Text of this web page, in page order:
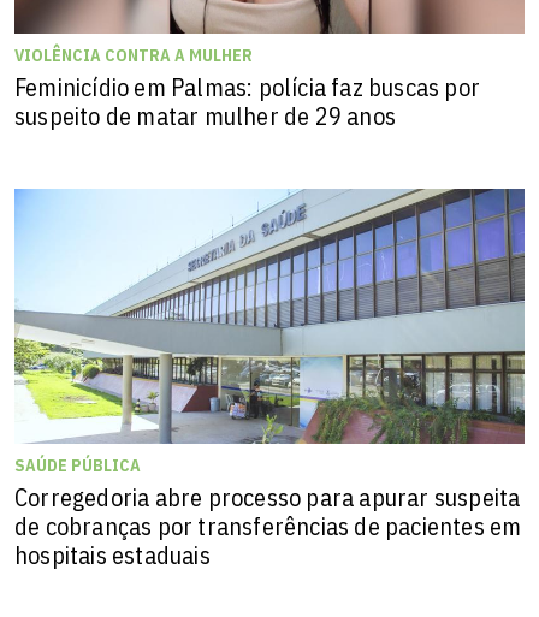
VIOLÊNCIA CONTRA A MULHER
Feminicídio em Palmas: polícia faz buscas por
suspeito de matar mulher de 29 anos
SAÚDE PÚBLICA
Corregedoria abre processo para apurar suspeita
de cobranças por transferências de pacientes em
hospitais estaduais